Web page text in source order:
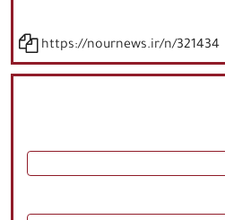
https://nournews.ir/n/321434